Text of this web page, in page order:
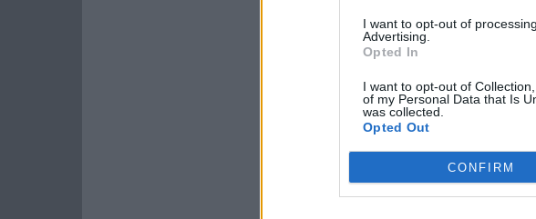
I want to opt-out of
Advertising.
Opted In
I want to opt-out of
of my Personal Data that Is
was collected.
Opted Out
CONFIRM